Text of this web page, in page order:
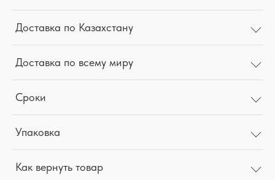
Доставка по Казахстану
Доставка по всему миру
Сроки
Упаковка
Как вернуть товар